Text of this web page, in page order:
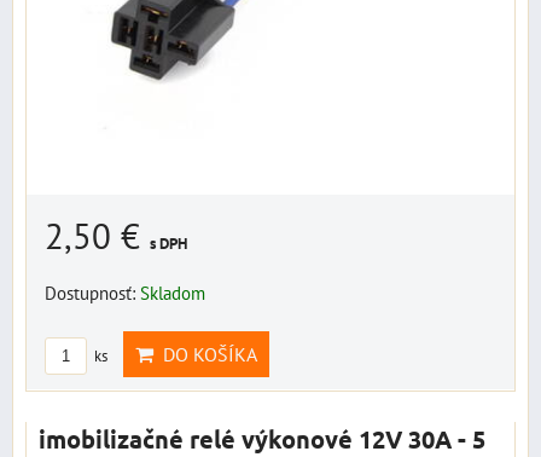
2,50 € s DPH
Dostupnosť: Skladom
ks DO KOŠÍKA
imobilizačné relé výkonové 12V 30A - 5